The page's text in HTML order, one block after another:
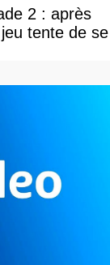
2 : après
tente de se